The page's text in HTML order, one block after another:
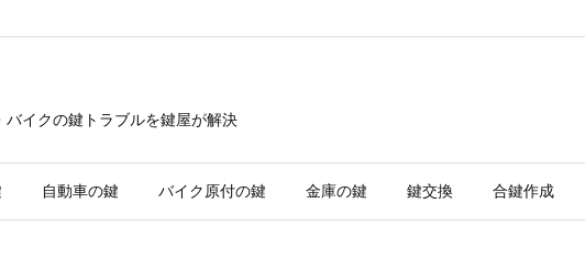
イクの鍵トラブルを鍵屋が解決
自動車の鍵 バイク原付の鍵 金庫の鍵 鍵交換 合鍵作成